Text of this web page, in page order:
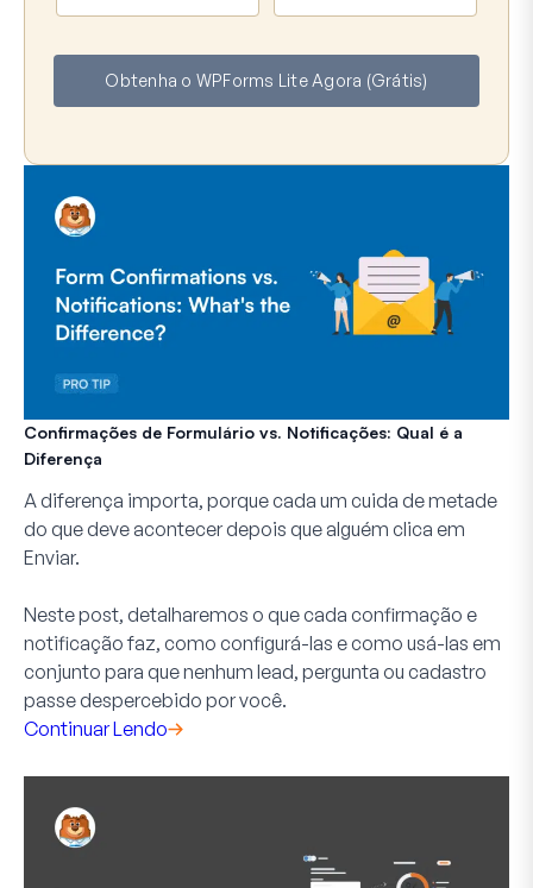
e
a
l
Obtenha o WPForms Lite Agora (Grátis)
Confirmações de Formulário vs. Notificações: Qual é a
Diferença
A diferença importa, porque cada um cuida de metade
do que deve acontecer depois que alguém clica em
Enviar.
Neste post, detalharemos o que cada confirmação e
notificação faz, como configurá-las e como usá-las em
conjunto para que nenhum lead, pergunta ou cadastro
passe despercebido por você.
Continuar Lendo